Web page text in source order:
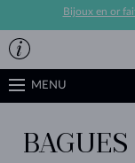
Bijoux en or
MENU